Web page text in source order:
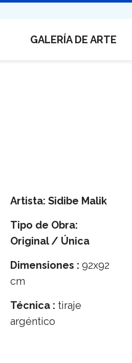
GALERÍA DE ARTE
Artista: Sidibe Malik
Tipo de Obra:
Original / Única
Dimensiones : 92x92
cm
Técnica : tiraje
argéntico